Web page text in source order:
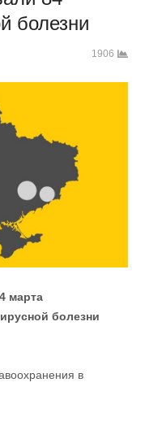
болезни
1906
марта
болезни
в